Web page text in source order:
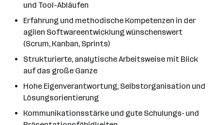
und Tool-Abläufen
Erfahrung und methodische Kompetenzen in der
agilen Softwareentwicklung wünschenswert
(Scrum, Kanban, Sprints)
Strukturierte, analytische Arbeitsweise mit Blick
auf das große Ganze
Hohe Eigenverantwortung, Selbstorganisation und
Lösungsorientierung
Kommunikationsstärke und gute Schulungs‑ und